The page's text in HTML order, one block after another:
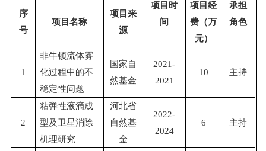
序
号
项目名称
项目来
源
项目时
间
项目经
费（万
元）
承担
角色
1
非牛顿流体雾
化过程中的不
稳定性问题
国家自
然基金
2021-
2021
10 主持
2
粘弹性液滴成
型及卫星消除
机理研究
河北省
自然基
金
2022-
2024
6 主持